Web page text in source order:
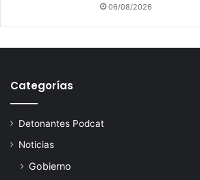
06/08/2026
Categorías
Detonantes Podcat
Noticias
Gobierno